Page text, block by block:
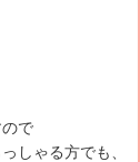
で
しゃる方でも、